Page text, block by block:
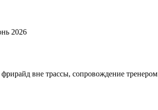
2026
вне трассы, сопровождение тренером